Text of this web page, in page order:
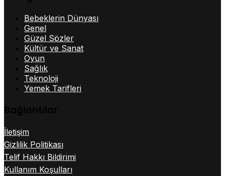
Bebeklerin Dünyası
Genel
Güzel Sözler
Kültür ve Sanat
Oyun
Sağlık
Teknoloji
Yemek Tarifleri
İletişim
Gizlilik Politikası
Telif Hakkı Bildirimi
Kullanım Koşulları